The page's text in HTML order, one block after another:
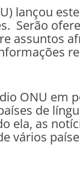
lançou
Serão
assuntos
ONU em
de
ela, as
vários